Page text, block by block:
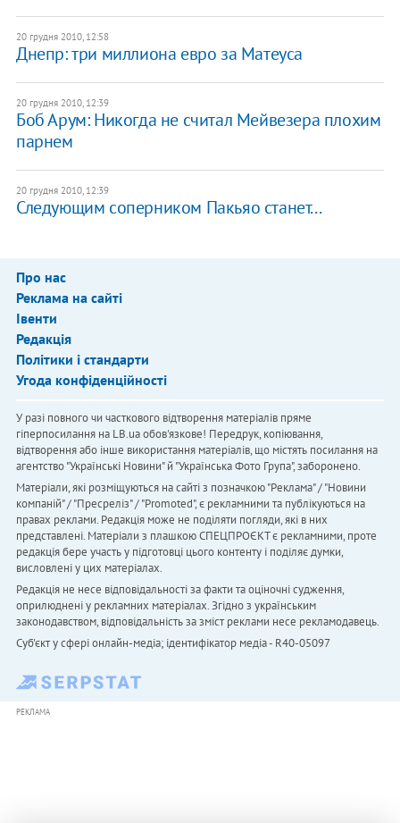
20 грудня 2010, 12:58
Днепр: три миллиона евро за Матеуса
20 грудня 2010, 12:39
Боб Арум: Никогда не считал Мейвезера плохим
парнем
20 грудня 2010, 12:39
Следующим соперником Пакьяо станет...
Про нас
Реклама на сайті
Івенти
Редакція
Політики і стандарти
Угода конфіденційності
У разі повного чи часткового відтворення матеріалів пряме
гіперпосилання на LB.ua обов'язкове! Передрук, копіювання,
відтворення або інше використання матеріалів, що містять посилання на
агентство "Українськi Новини" й "Українська Фото Група", заборонено.
Матеріали, які розміщуються на сайті з позначкою "Реклама" / "Новини
компаній" / "Пресреліз" / "Promoted", є рекламними та публікуються на
правах реклами. Редакція може не поділяти погляди, які в них
представлені. Матеріали з плашкою СПЕЦПРОЄКТ є рекламними, проте
редакція бере участь у підготовці цього контенту і поділяє думки,
висловлені у цих матеріалах.
Редакція не несе відповідальності за факти та оціночні судження,
оприлюднені у рекламних матеріалах. Згідно з українським
законодавством, відповідальність за зміст реклами несе рекламодавець.
Cуб'єкт у сфері онлайн-медіа; ідентифікатор медіа - R40-05097
РЕКЛАМА